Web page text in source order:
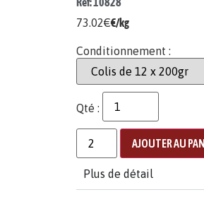
73.02€€/kg
Conditionnement :
Qté :
AJOUTER AU
Plus de détail